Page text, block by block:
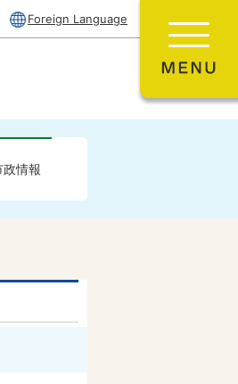
Foreign Language
政情報